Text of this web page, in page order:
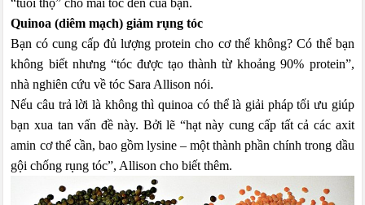
Quinoa (diêm mạch) giảm rụng tóc
Bạn có cung cấp đủ lượng protein cho cơ thể không? Có thể bạn
không biết nhưng “tóc được tạo thành từ khoảng 90% protein”,
nhà nghiên cứu về tóc Sara Allison nói.
Nếu câu trả lời là không thì quinoa có thể là giải pháp tối ưu giúp
bạn xua tan vấn đề này. Bởi lẽ “hạt này cung cấp tất cả các axit
amin cơ thể cần, bao gồm lysine – một thành phần chính trong dầu
gội chống rụng tóc”, Allison cho biết thêm.